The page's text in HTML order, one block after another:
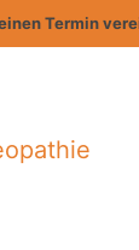
Termin